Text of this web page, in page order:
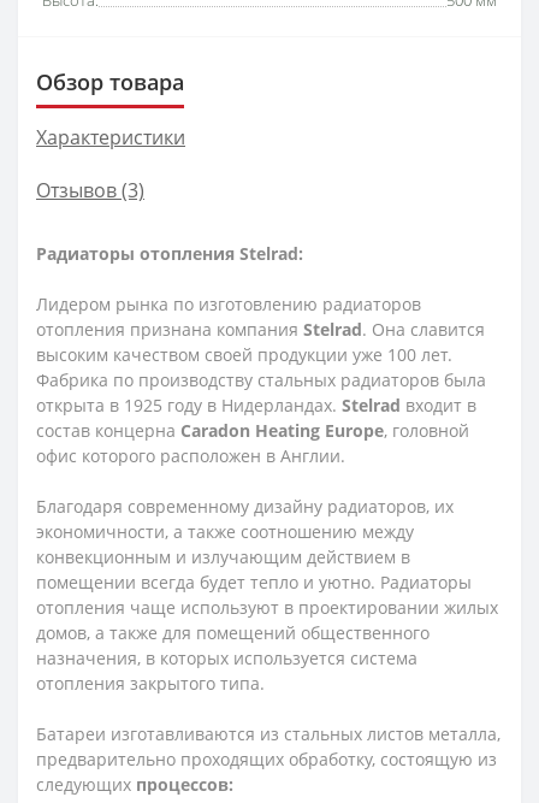
Обзор товара
Характеристики
Отзывов (3)
Радиаторы отопления Stelrad:
Лидером рынка по изготовлению радиаторов
отопления признана компания Stelrad. Она славится
высоким качеством своей продукции уже 100 лет.
Фабрика по производству стальных радиаторов была
открыта в 1925 году в Нидерландах. Stelrad входит в
состав концерна Caradon Heating Europe, головной
офис которого расположен в Англии.
Благодаря современному дизайну радиаторов, их
экономичности, а также соотношению между
конвекционным и излучающим действием в
помещении всегда будет тепло и уютно. Радиаторы
отопления чаще используют в проектировании жилых
домов, а также для помещений общественного
назначения, в которых используется система
отопления закрытого типа.
Батареи изготавливаются из стальных листов металла,
предварительно проходящих обработку, состоящую из
следующих процессов: